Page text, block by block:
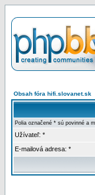
Obsah fóra hifi.slovanet.sk
Polia označené * sú povinné a
Užívateľ: *
E-mailová adresa: *